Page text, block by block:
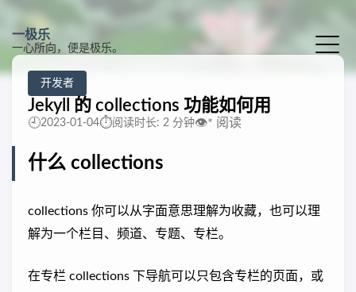
一极乐
一心所向，便是极乐。
开发者
Jekyll 的 collections 功能如何用
🕘2023-01-04⏱️阅读时长: 2 分钟👁️* 阅读
什么 collections
collections 你可以从字面意思理解为收藏，也可以理
解为一个栏目、频道、专题、专栏。
在专栏 collections 下导航可以只包含专栏的页面，或